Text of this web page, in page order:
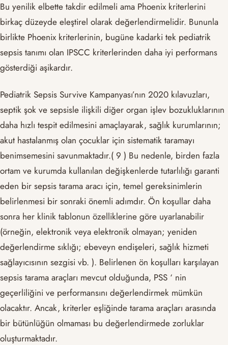
Bu yenilik elbette takdir edilmeli ama Phoenix kriterlerini
birkaç düzeyde eleştirel olarak değerlendirmelidir. Bununla
birlikte Phoenix kriterlerinin, bugüne kadarki tek pediatrik
sepsis tanımı olan IPSCC kriterlerinden daha iyi performans
gösterdiği aşikardır.
Pediatrik Sepsis Survive Kampanyası’nın 2020 kılavuzları,
septik şok ve sepsisle ilişkili diğer organ işlev bozukluklarının
daha hızlı tespit edilmesini amaçlayarak, sağlık kurumlarının;
akut hastalanmış olan çocuklar için sistematik taramayı
benimsemesini savunmaktadır.( 9 ) Bu nedenle, birden fazla
ortam ve kurumda kullanılan değişkenlerde tutarlılığı garanti
eden bir sepsis tarama aracı için, temel gereksinimlerin
belirlenmesi bir sonraki önemli adımdır. Ön koşullar daha
sonra her klinik tablonun özelliklerine göre uyarlanabilir
(örneğin, elektronik veya elektronik olmayan; yeniden
değerlendirme sıklığı; ebeveyn endişeleri, sağlık hizmeti
sağlayıcısının sezgisi vb. ). Belirlenen ön koşulları karşılayan
sepsis tarama araçları mevcut olduğunda, PSS ‘ nin
geçerliliğini ve performansını değerlendirmek mümkün
olacaktır. Ancak, kriterler eşliğinde tarama araçları arasında
bir bütünlüğün olmaması bu değerlendirmede zorluklar
oluşturmaktadır.